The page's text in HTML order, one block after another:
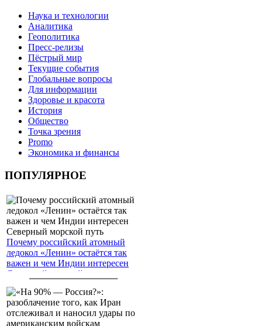
Наука и технологии
Аналитика
Геополитика
Пресс-релизы
Пёстрый мир
Текущие события
Глобальные вопросы
Для информации
Здоровье и красота
История
Общество
Точка зрения
Promo
Экономика и финансы
ПОПУЛЯРНОЕ
Почему российский атомный
ледокол «Ленин» остаётся так
важен и чем Индии интересен
Северный морской путь